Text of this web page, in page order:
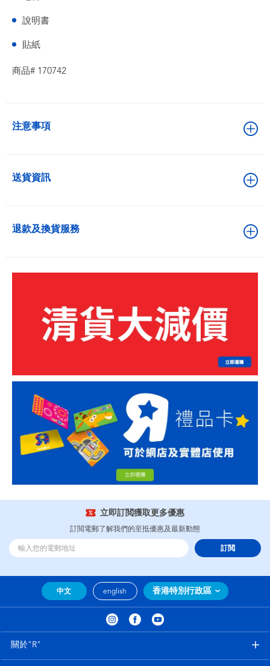
說明書
貼紙
商品# 170742
注意事項
送貨資訊
退款及換貨服務
立即訂閲獲取更多優惠
訂閲電郵了解我們的至抵優惠及最新動態
訂閲
中文 english 香港特別行政區
關於"R"